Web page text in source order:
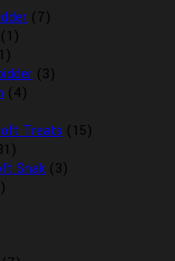
(7)
(1)
(3)
(4)
Treats (15)
Snak (3)